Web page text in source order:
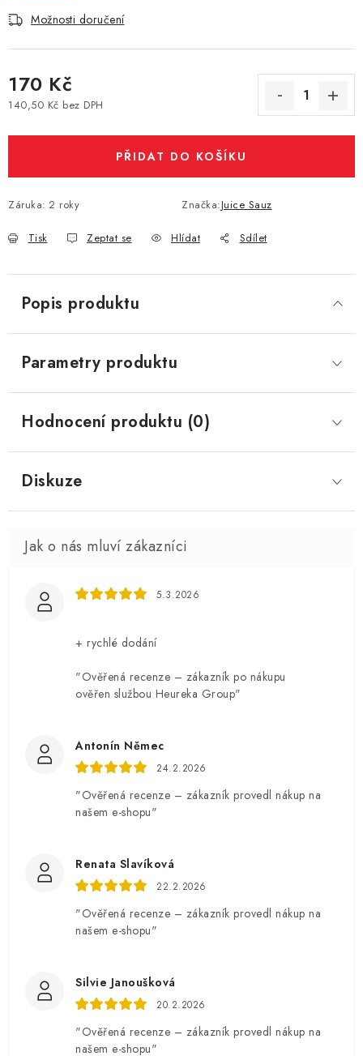
Kontakty
Prodejny
Možnosti doručení
170 Kč
140,50 Kč bez DPH
PŘIDAT DO KOŠÍKU
Záruka: 2 roky Značka:Juice Sauz
Tisk Zeptat se Hlídat Sdílet
Popis produktu
Parametry produktu
Hodnocení produktu (0)
Diskuze
5.3.2026
+ rychlé dodání
"Ověřená recenze – zákazník po nákupu
ověřen službou Heureka Group"
Antonín Němec
24.2.2026
"Ověřená recenze – zákazník provedl nákup na
našem e-shopu"
Renata Slavíková
22.2.2026
"Ověřená recenze – zákazník provedl nákup na
našem e-shopu"
Silvie Janoušková
20.2.2026
"Ověřená recenze – zákazník provedl nákup na
našem e-shopu"